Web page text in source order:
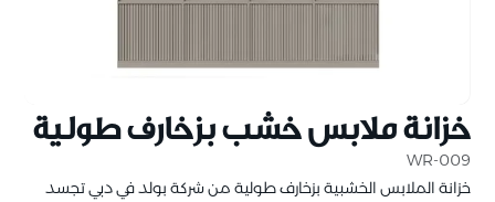
خزانة ملابس خشب بزخارف طولية
WR-009
خزانة الملابس الخشبية بزخارف طولية من شركة بولد في دبي تجسد